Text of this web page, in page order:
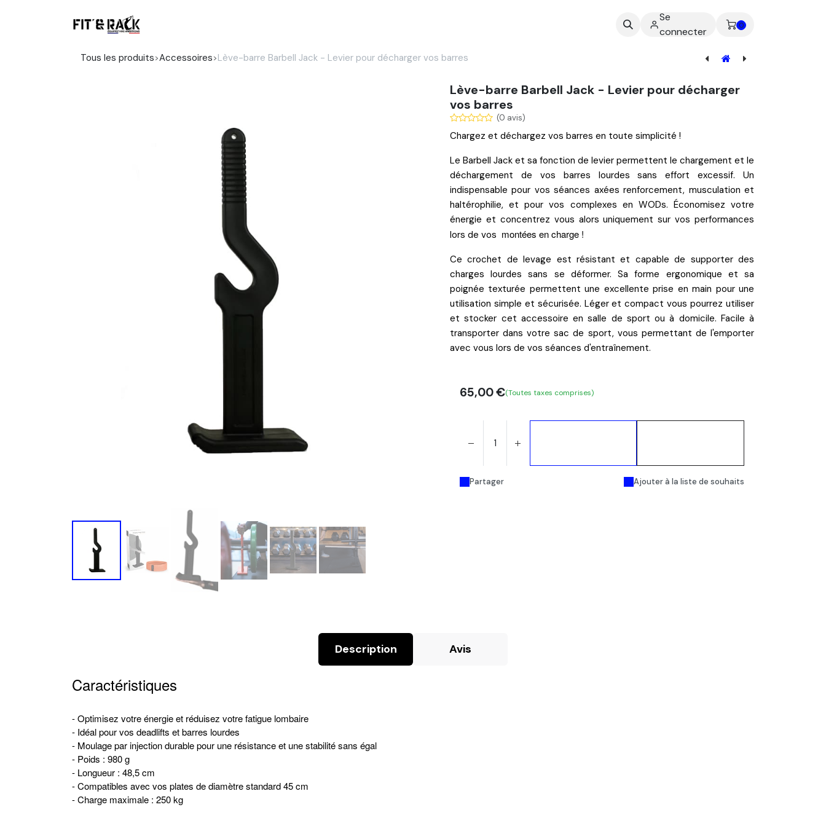
Se
connecter
0
Tous les produits Accessoires Lève-barre Barbell Jack - Levier pour décharger vos barres
Lève-barre Barbell Jack - Levier pour décharger
vos barres
(0 avis)
Chargez et déchargez vos barres en toute simplicité !
Le Barbell Jack et sa fonction de levier permettent le chargement et le
déchargement de vos barres lourdes sans effort excessif. Un
indispensable pour vos séances axéesrenforcement, musculationet
haltérophilie, et pour vos complexes en WODs. Économisez votre
énergie et concentrez vous alors uniquement sur vos performances
lors de vos montées en charge !
Ce crochet de levage est résistantet capable de supporter des
charges lourdes sans se déformer. Sa forme ergonomique et sa
poignée texturée permettent une excellente prise en main pour une
utilisation simple et sécurisée. Léger et compactvous pourrez utiliser
et stocker cet accessoire en salle de sport ou à domicile. Facile à
transporter dans votre sac de sport, vous permettant de l'emporter
avec vous lors de vos séances d'entraînement.
Partager Ajouter à la liste de souhaits
65,00€(Toutes taxes comprises)
Description Avis
Caractéristiques
- Optimisez votre énergie et réduisez votre fatigue lombaire
- Idéal pour vos deadlifts et barres lourdes
- Moulage par injection durable pour une résistance et une stabilité sans égal
- Poids : 980 g
- Longueur : 48,5 cm
- Compatibles avec vos plates de diamètre standard 45 cm
- Charge maximale : 250 kg